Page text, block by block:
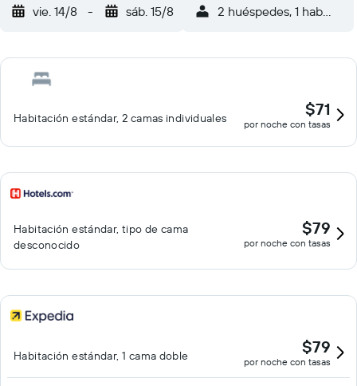
vie. 14/8 - sáb. 15/8 2 huéspedes, 1
Habitación estándar, 2 camas individuales $71
por noche con tasas
Habitación estándar, tipo de cama
desconocido
$79
por noche con tasas
Habitación estándar, 1 cama doble $79
por noche con tasas